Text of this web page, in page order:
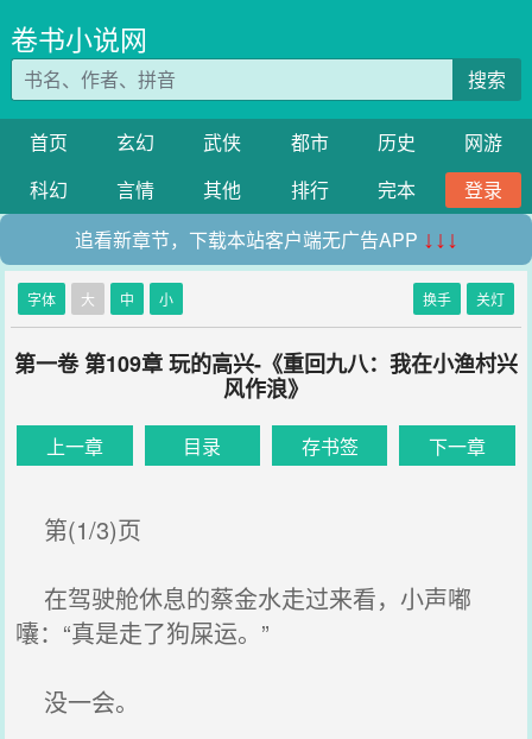
卷书小说网
搜索
首页 玄幻 武侠 都市 历史
网游
科幻
言情 其他 排行 完本
登录
追看新章节，下载本站客户端无广告APP ↓↓↓
字体 大 中 小 换手 关灯
第一卷 第109章 玩的高兴-《重回九八：我在小渔村兴
风作浪》
上一章 目录 存书签 下一章
第(1/3)页
在驾驶舱休息的蔡金水走过来看，小声嘟
囔：“真是走了狗屎运。”
没一会。